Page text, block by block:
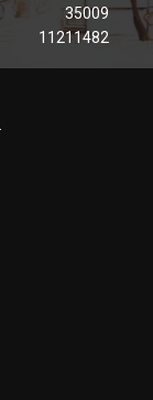
35009
11211482